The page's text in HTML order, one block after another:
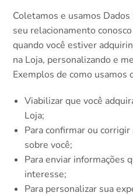
Coletamos e usamos
seu relacionamento
quando você estiver
na Loja, personalizando e
Exemplos de como usamos
Viabilizar que você
Loja;
Para confirmar ou
sobre você;
Para enviar informações
interesse;
Para personalizar sua